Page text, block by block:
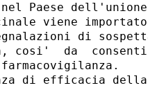
Paese dell'unione
viene
di
cosi'  da
di efficacia